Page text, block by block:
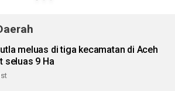
meluas di tiga kecamatan di Aceh
seluas 9 Ha